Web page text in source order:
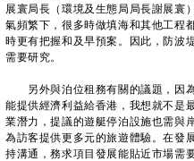
展寰局長（環境及生態局局長謝展寰
氣頻繁下，很多時做填海和其他工程
時更有把握和及早預案。因此，防波
需要研究。
另外與泊位租務有關的議題，因為
能提供經濟利益給香港，我想就不是
業潛力，提議的遊艇停泊設施也需與
為訪客提供更多元的旅遊體驗。在發
持溝通，務求項目發展能貼近市場需